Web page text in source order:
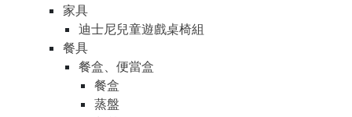
家具
迪士尼兒童遊戲桌椅組
餐具
餐盒、便當盒
餐盒
蒸盤